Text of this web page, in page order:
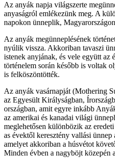
Az anyák napja világszerte
anyaságról emlékezünk meg. A
napokon ünneplik,
Az anyák megünneplésének
nyúlik vissza. Akkoriban tavaszi
istenek anyjának, és vele együtt az
történelem során később is voltak
is felköszöntötték.
Az anyák vasárnapját (Mothering
az Egyesült Királyságban,
országban, amit egyre inkább
az amerikai és kanadai világi
meglehetősen különbözik az
as évektől keresztény vallási
amelyet akkoriban a húsvétot
Minden évben a nagyböjt közepén